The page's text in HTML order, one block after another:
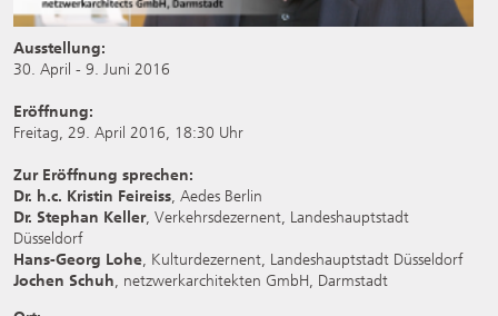
Ausstellung:
30. April - 9. Juni 2016
Eröffnung:
Freitag, 29. April 2016, 18:30 Uhr
Zur Eröffnung sprechen:
Dr. h.c. Kristin Feireiss, Aedes Berlin
Dr. Stephan Keller, Verkehrsdezernent, Landeshauptstadt
Düsseldorf
Hans-Georg Lohe, Kulturdezernent, Landeshauptstadt Düsseldorf
Jochen Schuh, netzwerkarchitekten GmbH, Darmstadt